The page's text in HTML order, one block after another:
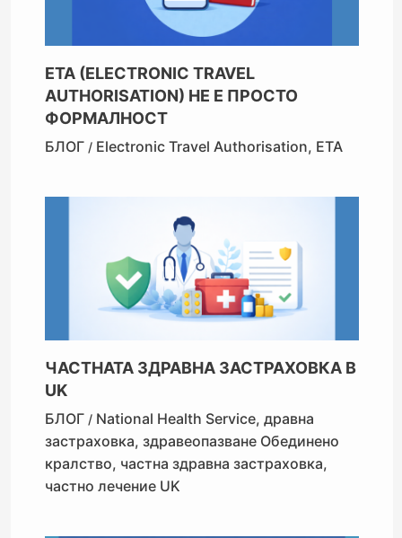
ЕТА (ELECTRONIC TRAVEL
AUTHORISATION) НЕ Е ПРОСТО
ФОРМАЛНОСТ
БЛОГ / Electronic Travel Authorisation, ETA
ЧАСТНАТА ЗДРАВНА ЗАСТРАХОВКА В
UK
БЛОГ / National Health Service,дравна
застраховка,здравеопазване Обединено
кралство, частна здравна застраховка,
частно лечение UK